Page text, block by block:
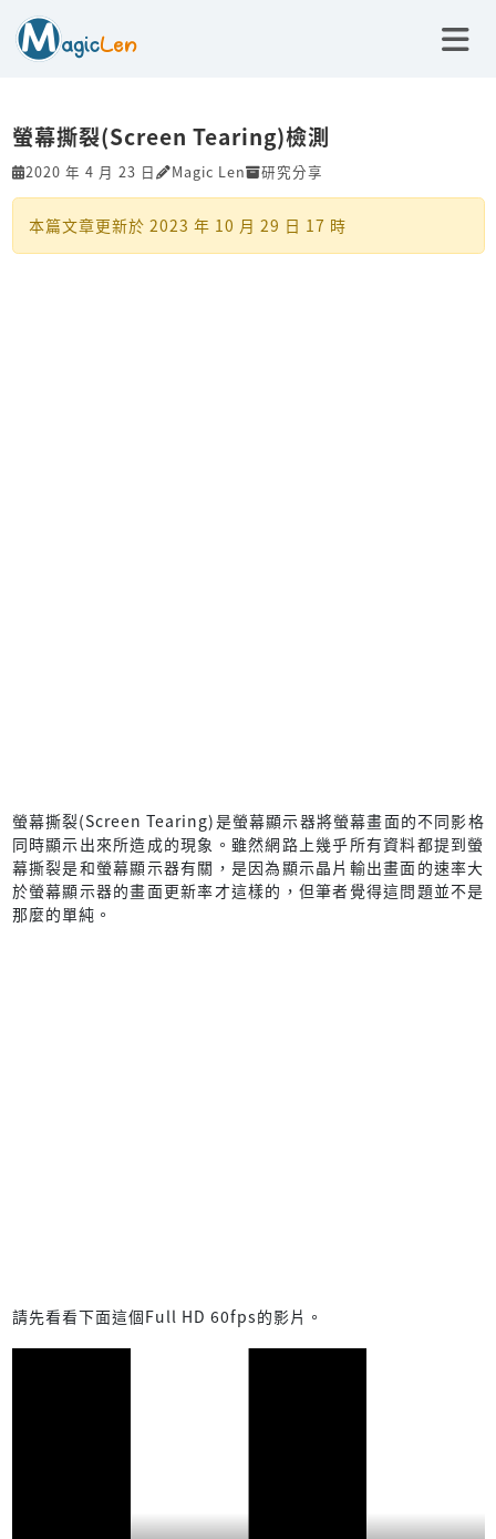
螢幕撕裂(Screen Tearing)檢測
2020 年 4 月 23 日 Magic Len 研究分享
本篇文章更新於 2023 年 10 月 29 日 17 時
螢幕撕裂(Screen Tearing)是螢幕顯示器將螢幕畫面的不同影格
同時顯示出來所造成的現象。雖然網路上幾乎所有資料都提到螢
幕撕裂是和螢幕顯示器有關，是因為顯示晶片輸出畫面的速率大
於螢幕顯示器的畫面更新率才這樣的，但筆者覺得這問題並不是
那麼的單純。
請先看看下面這個Full HD 60fps的影片。